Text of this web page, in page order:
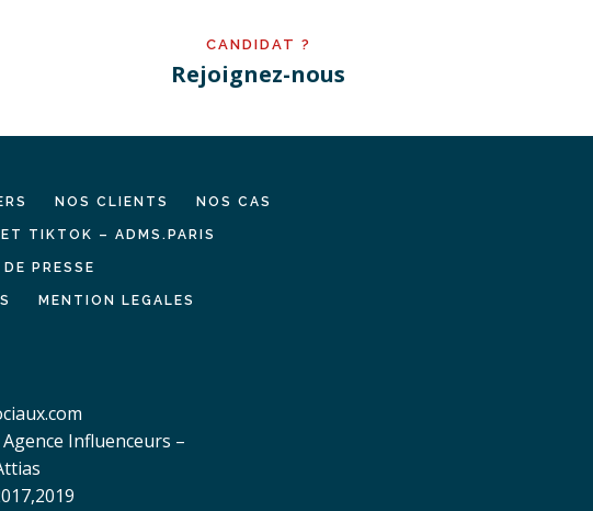
CANDIDAT ?
Rejoignez-nous
NOS CLIENTS NOS CAS
TIKTOK – ADMS.PARIS
DE PRESSE
MENTION LEGALES
Influenceurs –